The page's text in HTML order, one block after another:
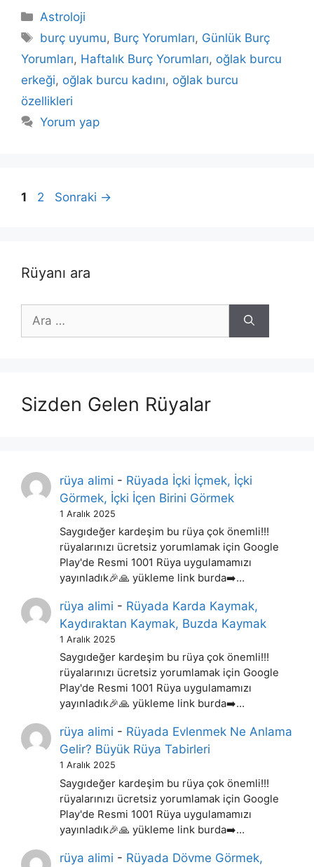
Kategoriler
Astroloji
Etiketler
burç uyumu, Burç Yorumları, Günlük Burç
Yorumları, Haftalık Burç Yorumları, oğlak burcu
erkeği, oğlak burcu kadını, oğlak burcu
özellikleri
Yorum yap
Sayfa
1 Sayfa
2 Sonraki →
Rüyanı ara
ara
Sizden Gelen Rüyalar
rüya alimi - Rüyada İçki İçmek, İçki
Görmek, İçki İçen Birini Görmek
1 Aralık 2025
Saygıdeğer kardeşim bu rüya çok önemli!!!
rüyalarınızı ücretsiz yorumlamak için Google
Play'de Resmi 1001 Rüya uygulamamızı
yayınladık🎉🙏 yükleme link burda➡️…
rüya alimi - Rüyada Karda Kaymak,
Kaydıraktan Kaymak, Buzda Kaymak
1 Aralık 2025
Saygıdeğer kardeşim bu rüya çok önemli!!!
rüyalarınızı ücretsiz yorumlamak için Google
Play'de Resmi 1001 Rüya uygulamamızı
yayınladık🎉🙏 yükleme link burda➡️…
rüya alimi - Rüyada Evlenmek Ne Anlama
Gelir? Büyük Rüya Tabirleri
1 Aralık 2025
Saygıdeğer kardeşim bu rüya çok önemli!!!
rüyalarınızı ücretsiz yorumlamak için Google
Play'de Resmi 1001 Rüya uygulamamızı
yayınladık🎉🙏 yükleme link burda➡️…
rüya alimi - Rüyada Dövme Görmek,